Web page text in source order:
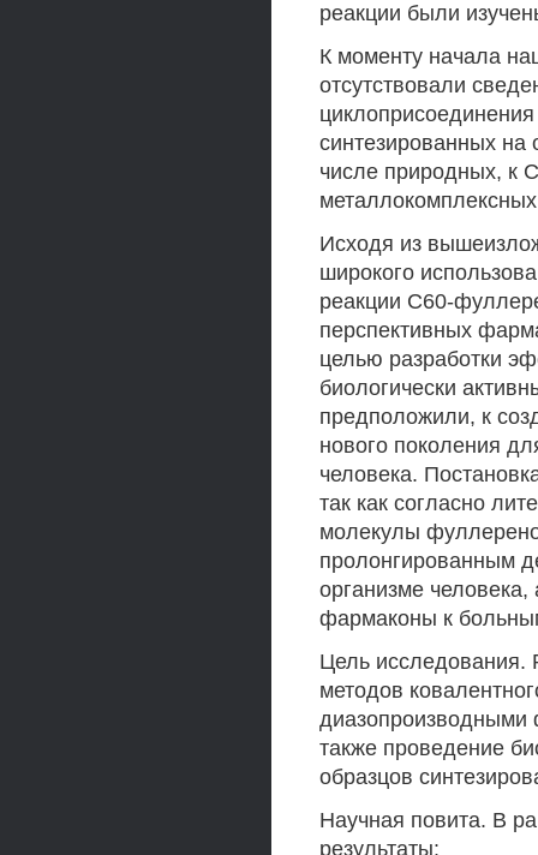
реакции были
К моменту начала
отсутствовали
синтезированных
числе природных, к
Исходя из
широкого
реакции С60-
перспективных
целью разработки
биологически
предположили, к
нового поколения
человека.
так как согласно
молекулы
пролонгированным
организме
фармаконы к
Цель исследования.
методов
диазопроизводными
также проведение
образцов
Научная повита. В
результаты: